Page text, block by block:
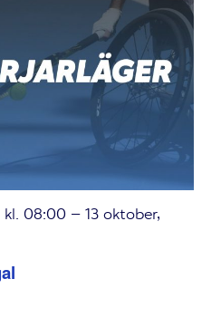
kl. 08:00 – 13 oktober,